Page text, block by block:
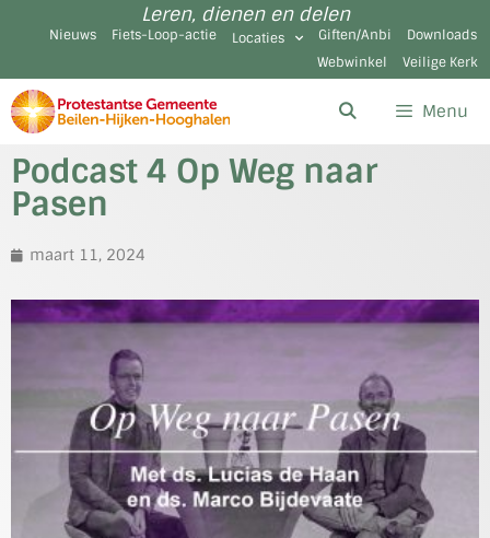
Leren, dienen en delen
Nieuws Fiets-Loop-actie Locaties Giften/Anbi
Downloads
Webwinkel
Veilige Kerk
Menu
Podcast 4 Op Weg naar
Pasen
maart 11, 2024